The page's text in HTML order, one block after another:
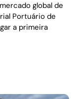
global de
Portuário de
a primeira